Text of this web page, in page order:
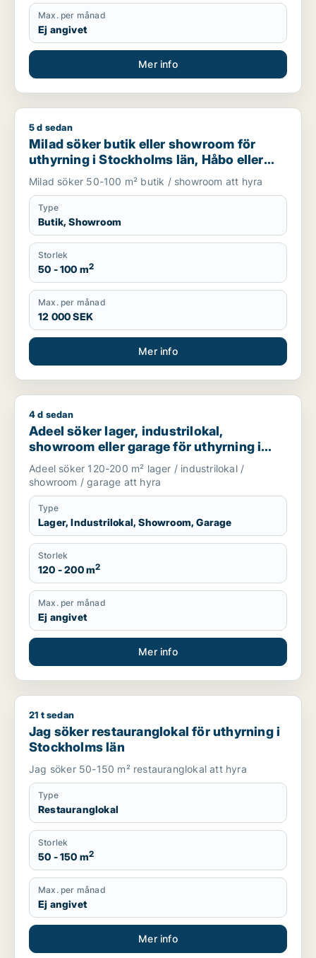
Max. per månad
Ej angivet
Mer info
Milad söker butik eller showroom för uthyrning i Stockholms
5 d sedan
Milad söker butik eller showroom för
uthyrning i Stockholms län, Håbo eller
Knivsta
Milad söker 50-100 m² butik / showroom att hyra
Type
Butik, Showroom
Storlek
50 - 100 m2
Max. per månad
12 000 SEK
Mer info
Adeel söker lager, industrilokal, showroom eller garage för
4 d sedan
Adeel söker lager, industrilokal,
showroom eller garage för uthyrning i
Upplands Väsby, Vallentuna eller
Upplands-Bro m.fl.
Adeel söker 120-200 m² lager / industrilokal /
showroom / garage att hyra
Type
Lager, Industrilokal, Showroom, Garage
Storlek
120 - 200 m2
Max. per månad
Ej angivet
Mer info
Jag söker restauranglokal för uthyrning i Stockholms län
21 t sedan
Jag söker restauranglokal för uthyrning i
Stockholms län
Jag söker 50-150 m² restauranglokal att hyra
Type
Restauranglokal
Storlek
50 - 150 m2
Max. per månad
Ej angivet
Mer info